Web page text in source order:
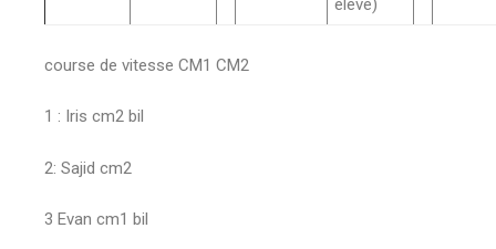
élève)
course de vitesse CM1 CM2
1 : Iris cm2 bil
2: Sajid cm2
3 Evan cm1 bil